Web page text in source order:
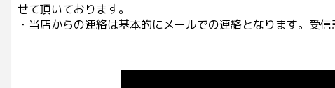
せて頂いております。
・当店からの連絡は基本的にメールでの連絡となります。受信